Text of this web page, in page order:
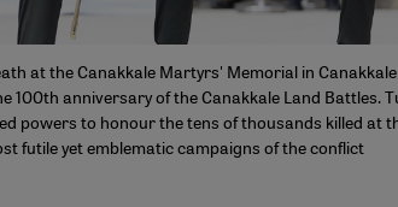
at the Canakkale Martyrs' Memorial in
100th anniversary of the Canakkale Land Battles.
powers to honour the tens of thousands killed at
futile yet emblematic campaigns of the conflict